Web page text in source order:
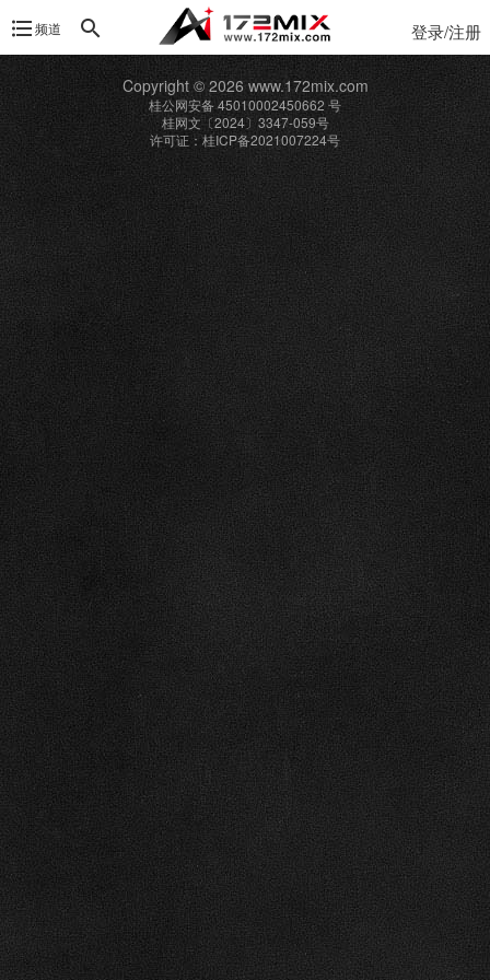
频道 登录/注册
Copyright © 2026 www.172mix.com
桂公网安备 45010002450662 号
桂网文〔2024〕3347-059号
许可证：桂ICP备2021007224号